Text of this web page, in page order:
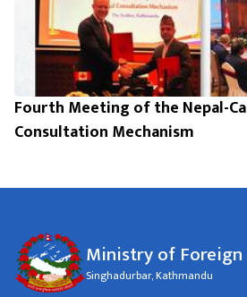
Fourth Meeting of the Nepal-
Consultation Mechanism
Ministry of
Singhadurbar, Kathmandu